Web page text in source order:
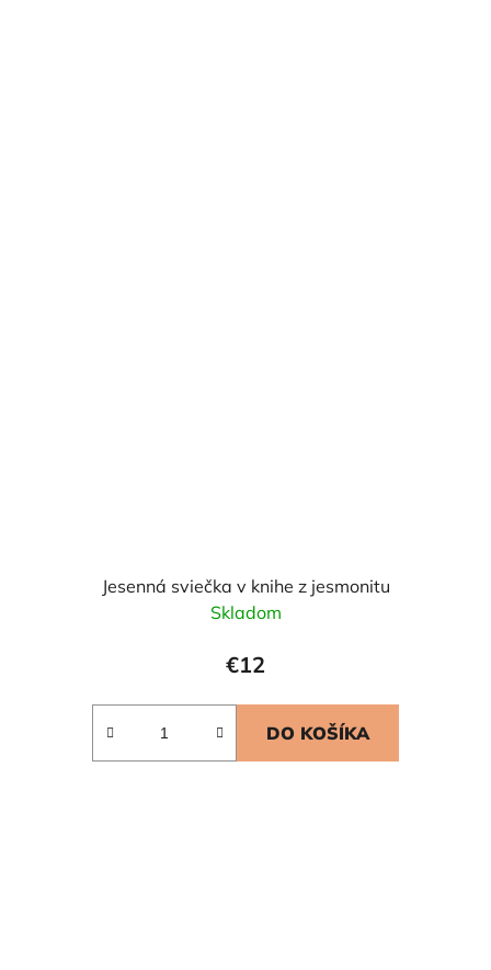
Jesenná sviečka v knihe z jesmonitu
Skladom
€12
DO KOŠÍKA